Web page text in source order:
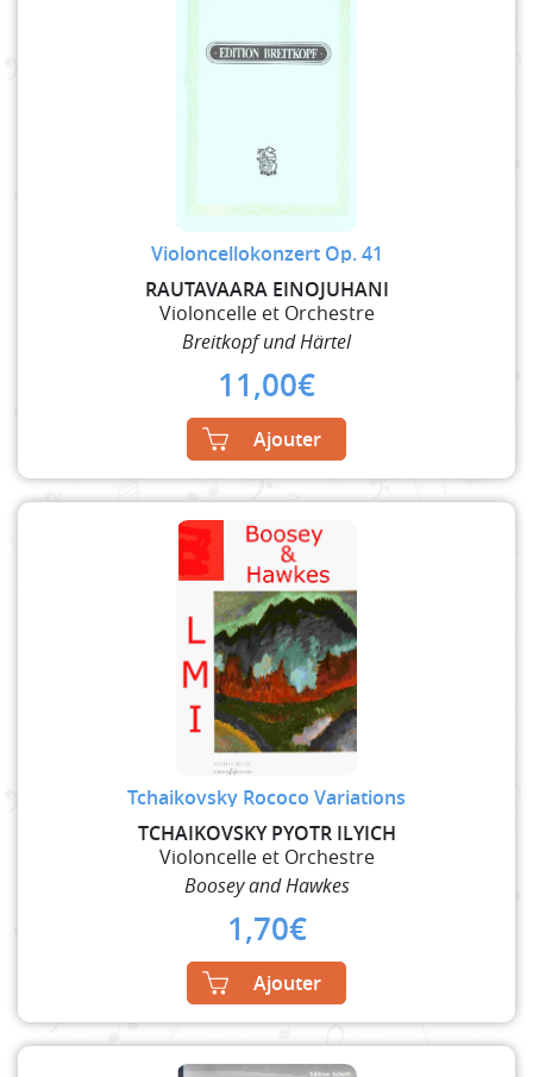
Violoncellokonzert Op. 41
RAUTAVAARA EINOJUHANI
Violoncelle et Orchestre
Breitkopf und Härtel
11,00€
Ajouter
Tchaikovsky Rococo Variations
TCHAIKOVSKY PYOTR ILYICH
Violoncelle et Orchestre
Boosey and Hawkes
1,70€
Ajouter